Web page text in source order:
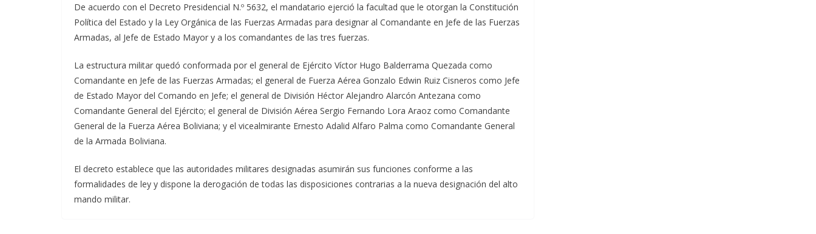
De acuerdo con el Decreto Presidencial N.º 5632, el mandatario ejerció la facultad que le otorgan la Constitución
Política del Estado y la Ley Orgánica de las Fuerzas Armadas para designar al Comandante en Jefe de las Fuerzas
Armadas, al Jefe de Estado Mayor y a los comandantes de las tres fuerzas.
La estructura militar quedó conformada por el general de Ejército Víctor Hugo Balderrama Quezada como
Comandante en Jefe de las Fuerzas Armadas; el general de Fuerza Aérea Gonzalo Edwin Ruiz Cisneros como Jefe
de Estado Mayor del Comando en Jefe; el general de División Héctor Alejandro Alarcón Antezana como
Comandante General del Ejército; el general de División Aérea Sergio Fernando Lora Araoz como Comandante
General de la Fuerza Aérea Boliviana; y el vicealmirante Ernesto Adalid Alfaro Palma como Comandante General
de la Armada Boliviana.
El decreto establece que las autoridades militares designadas asumirán sus funciones conforme a las
formalidades de ley y dispone la derogación de todas las disposiciones contrarias a la nueva designación del alto
mando militar.